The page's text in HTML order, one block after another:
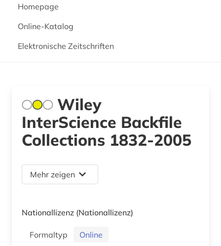
Homepage
Online-Katalog
Elektronische Zeitschriften
Wiley
InterScience Backfile
Collections 1832-2005
Mehr zeigen
Nationallizenz (Nationallizenz)
Formaltyp
Online